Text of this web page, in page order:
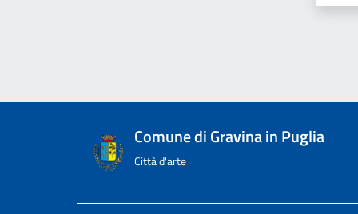
Comune di Gravina in Puglia
Città d'arte